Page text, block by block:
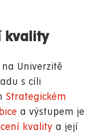
kvality
Univerzitě
s cíli
Strategickém
a výstupem je
kvality a její